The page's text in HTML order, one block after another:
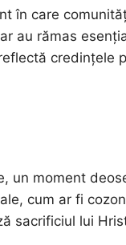
în care
au rămas
credințele
un moment
cum ar fi
sacrificiul lui